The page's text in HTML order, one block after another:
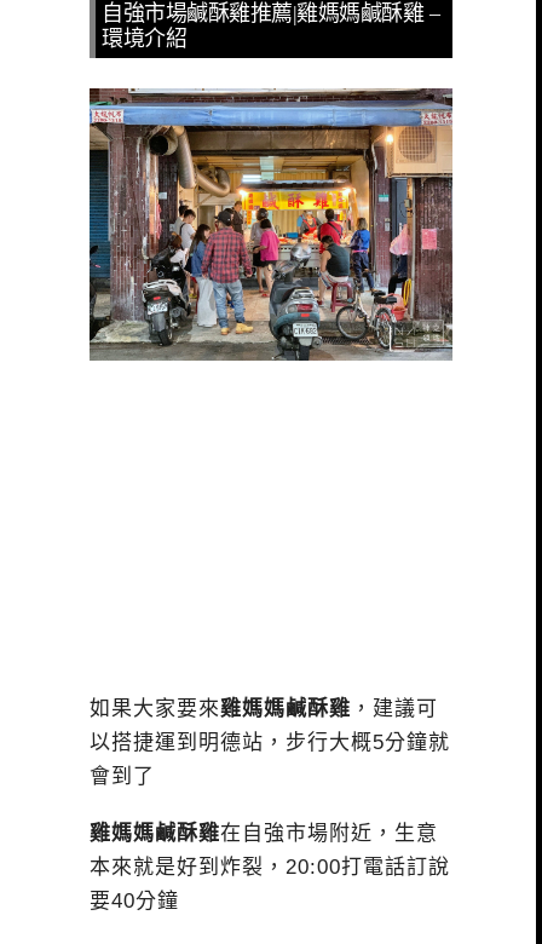
自強市場鹹酥雞推薦|雞媽媽鹹酥雞 –
環境介紹
如果大家要來雞媽媽鹹酥雞 ，建議可
以搭捷運到明德站，步行大概5分鐘就
會到了
雞媽媽鹹酥雞在自強市場附近，生意
本來就是好到炸裂，20:00打電話訂說
要40分鐘